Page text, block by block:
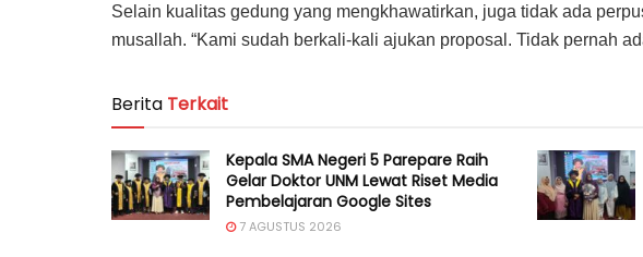
Selain kualitas gedung yang mengkhawatirkan, juga tidak ada
musallah. “Kami sudah berkali-kali ajukan proposal. Tidak pernah
Berita Terkait
Kepala SMA Negeri 5 Parepare Raih
Gelar Doktor UNM Lewat Riset Media
Pembelajaran Google Sites
7 AGUSTUS 2026